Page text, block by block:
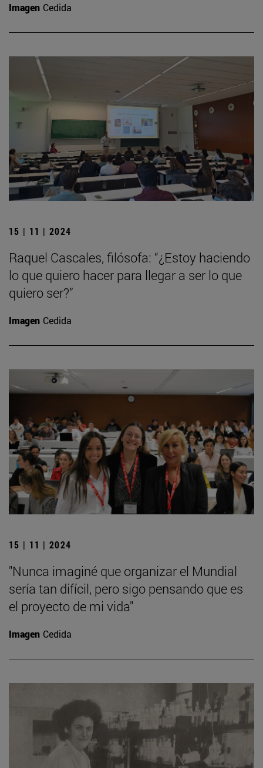
Imagen Cedida
15 | 11 | 2024
Raquel Cascales, filósofa: “¿Estoy haciendo
lo que quiero hacer para llegar a ser lo que
quiero ser?”
Imagen Cedida
15 | 11 | 2024
"Nunca imaginé que organizar el Mundial
sería tan difícil, pero sigo pensando que es
el proyecto de mi vida"
Imagen Cedida